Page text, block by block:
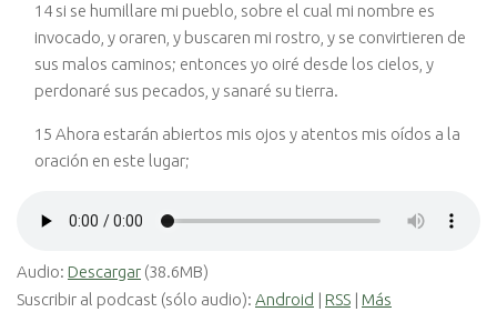
14 si se humillare mi pueblo, sobre el cual mi nombre es
invocado, y oraren, y buscaren mi rostro, y se convirtieren de
sus malos caminos; entonces yo oiré desde los cielos, y
perdonaré sus pecados, y sanaré su tierra.
15 Ahora estarán abiertos mis ojos y atentos mis oídos a la
oración en este lugar;
Audio: Descargar (38.6MB)
Suscribir al podcast (sólo audio): Android | RSS | Más